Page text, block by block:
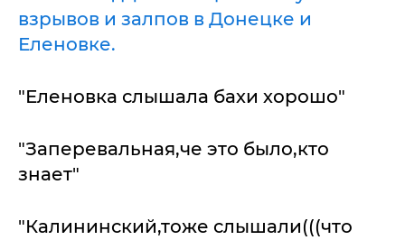
взрывов и залпов в Донецке и
Еленовке.
"Еленовка слышала бахи хорошо"
"Заперевальная,че это было,кто
знает"
"Калининский,тоже слышали(((что